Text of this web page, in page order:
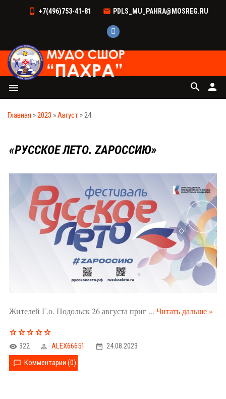
+7(496)753-41-81 PDLS_MU_PAHRA@MOSREG.RU
menu person
search
Главная »2023 »Август »24
«РУССКОЕ ЛЕТО. ZАРОССИЮ»
Жителей Г.о. Подольск 26 августа приг ... Читать дальше »
322 ALEX66651
24.08.2023
Комментарии (0)